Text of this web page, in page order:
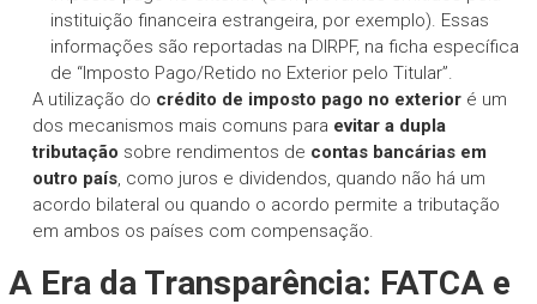
instituição financeira estrangeira, por exemplo). Essas
informações são reportadas na DIRPF, na ficha específica
de “Imposto Pago/Retido no Exterior pelo Titular”.
A utilização do crédito de imposto pago no exterioré um
dos mecanismos mais comuns para evitar a dupla
tributação sobre rendimentos de contas bancárias em
outro país, como juros e dividendos, quando não há um
acordo bilateral ou quando o acordo permite a tributação
em ambos os países com compensação.
A Era da Transparência: FATCA e